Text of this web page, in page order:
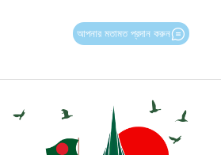
আপনার মতামত প্রদান করুন